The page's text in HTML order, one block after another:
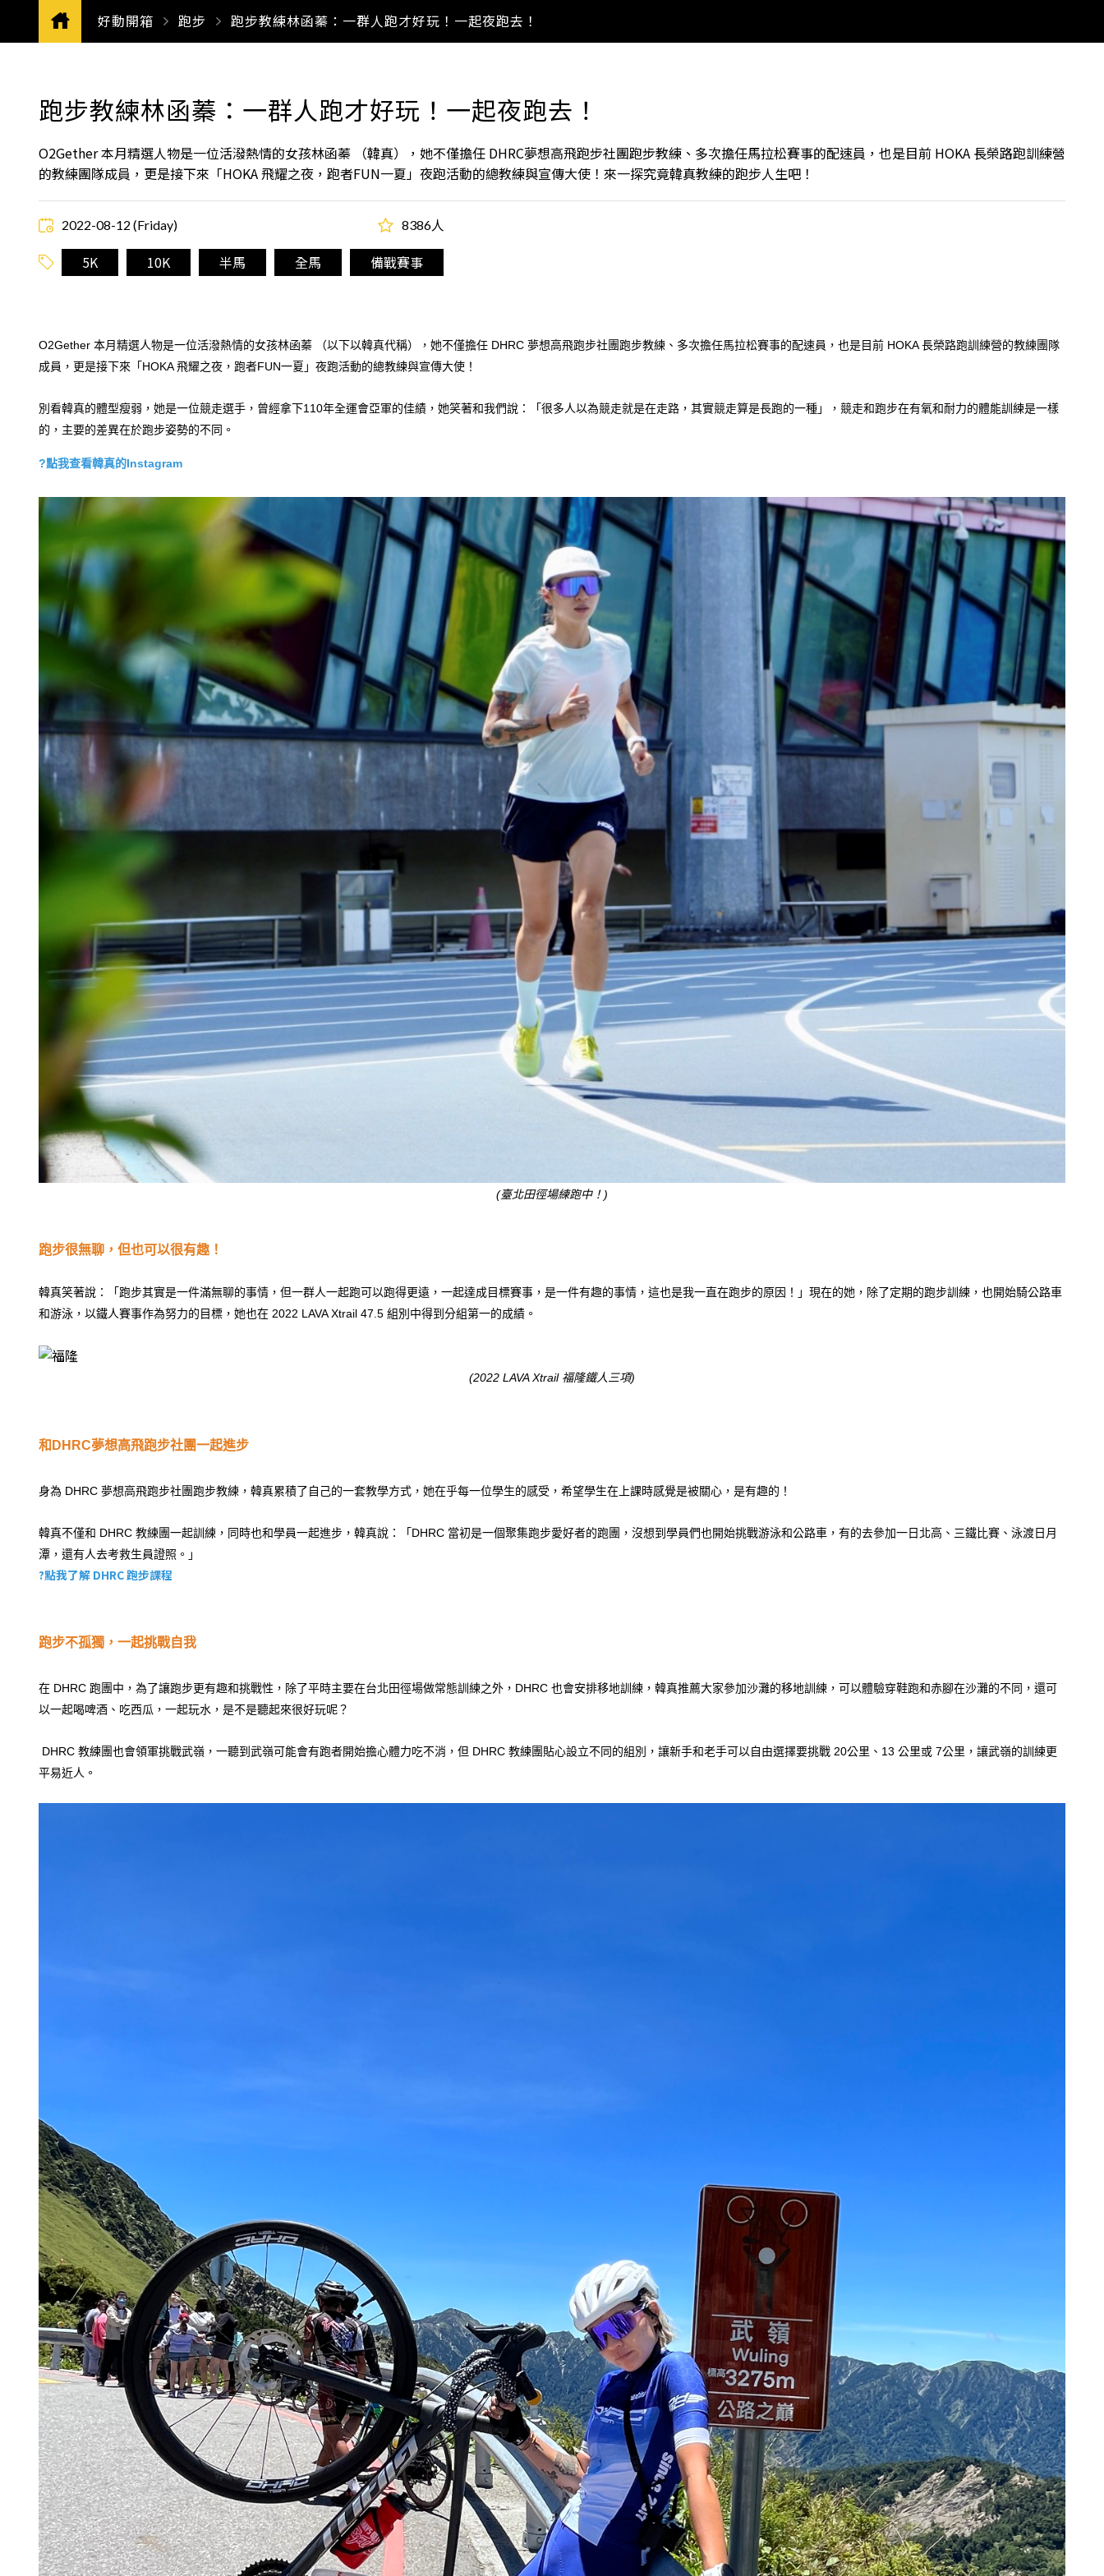
好動開箱 跑步 CURRENT:
跑步教練林函蓁：一群人跑才好玩！一起夜跑去！
跑步教練林函蓁：一群人跑才好玩！一起夜跑去！
O2Gether 本月精選人物是一位活潑熱情的女孩林函蓁 （韓真），她不僅擔任 DHRC夢想高飛跑步社團跑步教練、多次擔任馬拉松賽事的配速員，也是目前 HOKA 長榮路跑訓練營
的教練團隊成員，更是接下來「HOKA 飛耀之夜，跑者FUN一夏」夜跑活動的總教練與宣傳大使！來一探究竟韓真教練的跑步人生吧！
2022-08-12 (Friday) 8386人
5K 10K 半馬 全馬 備戰賽事
O2Gether 本月精選人物是一位活潑熱情的女孩林函蓁 （以下以韓真代稱），她不僅擔任 DHRC 夢想高飛跑步社團跑步教練、多次擔任馬拉松賽事的配速員，也是目前 HOKA 長榮路跑訓練營的教練團隊
成員，更是接下來「HOKA 飛耀之夜，跑者FUN一夏」夜跑活動的總教練與宣傳大使！
別看韓真的體型瘦弱，她是一位競走選手，曾經拿下110年全運會亞軍的佳績，她笑著和我們說：「很多人以為競走就是在走路，其實競走算是長跑的一種」，競走和跑步在有氧和耐力的體能訓練是一樣
的，主要的差異在於跑步姿勢的不同。
?點我查看韓真的Instagram
(臺北田徑場練跑中！)
跑步很無聊，但也可以很有趣！
韓真笑著說：「跑步其實是一件滿無聊的事情，但一群人一起跑可以跑得更遠，一起達成目標賽事，是一件有趣的事情，這也是我一直在跑步的原因！」現在的她，除了定期的跑步訓練，也開始騎公路車
和游泳，以鐵人賽事作為努力的目標，她也在 2022 LAVA Xtrail 47.5 組別中得到分組第一的成績。
(2022 LAVA Xtrail 福隆鐵人三項)
和DHRC夢想高飛跑步社團一起進步
身為 DHRC 夢想高飛跑步社團跑步教練，韓真累積了自己的一套教學方式，她在乎每一位學生的感受，希望學生在上課時感覺是被關心，是有趣的！
韓真不僅和 DHRC 教練團一起訓練，同時也和學員一起進步，韓真說：「DHRC 當初是一個聚集跑步愛好者的跑團，沒想到學員們也開始挑戰游泳和公路車，有的去參加一日北高、三鐵比賽、泳渡日月
潭，還有人去考救生員證照。」
?點我了解 DHRC 跑步課程
跑步不孤獨，一起挑戰自我
在 DHRC 跑團中，為了讓跑步更有趣和挑戰性，除了平時主要在台北田徑場做常態訓練之外，DHRC 也會安排移地訓練，韓真推薦大家參加沙灘的移地訓練，可以體驗穿鞋跑和赤腳在沙灘的不同，還可
以一起喝啤酒、吃西瓜，一起玩水，是不是聽起來很好玩呢？
DHRC 教練團也會領軍挑戰武嶺，一聽到武嶺可能會有跑者開始擔心體力吃不消，但 DHRC 教練團貼心設立不同的組別，讓新手和老手可以自由選擇要挑戰 20公里、13 公里或 7公里，讓武嶺的訓練更
平易近人。